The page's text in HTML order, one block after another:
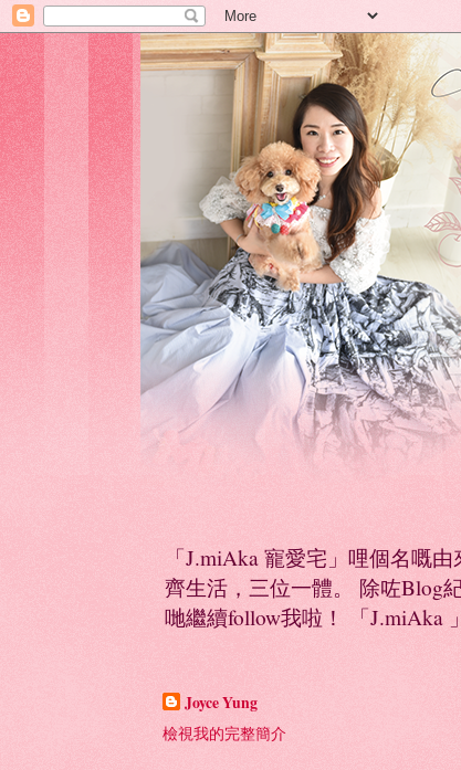
「J.miAka 寵愛宅」哩個名嘅
齊生活，三位一體。 除咗Blog
哋繼續follow我啦！ 「J.miAka
Joyce Yung
檢視我的完整簡介